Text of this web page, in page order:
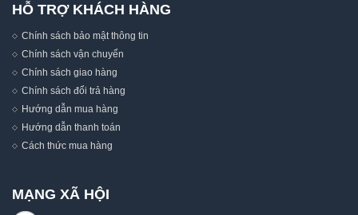
HỖ TRỢ KHÁCH HÀNG
Chính sách bảo mật thông tin
Chính sách vận chuyển
Chính sách giao hàng
Chính sách đổi trả hàng
Hướng dẫn mua hàng
Hướng dẫn thanh toán
Cách thức mua hàng
MẠNG XÃ HỘI